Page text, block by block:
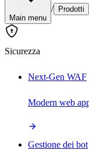
Main menu
/ Prodotti
Sicurezza
Next-Gen WAF
Modern web
Gestione dei bot